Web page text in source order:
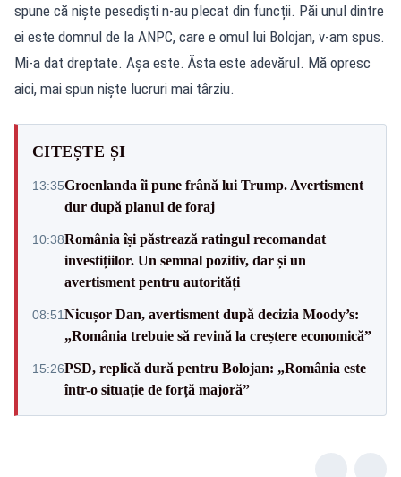
spune că niște pesediști n-au plecat din funcții. Păi unul dintre
ei este domnul de la ANPC, care e omul lui Bolojan, v-am spus.
Mi-a dat dreptate. Așa este. Ăsta este adevărul. Mă opresc
aici, mai spun niște lucruri mai târziu.
CITEȘTE ȘI
13:35Groenlanda îi pune frână lui Trump. Avertisment
dur după planul de foraj
10:38România își păstrează ratingul recomandat
investițiilor. Un semnal pozitiv, dar și un
avertisment pentru autorități
08:51Nicușor Dan, avertisment după decizia Moody’s:
„România trebuie să revină la creștere economică”
15:26PSD, replică dură pentru Bolojan: „România este
într-o situație de forță majoră”